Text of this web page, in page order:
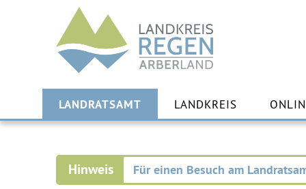
Landkreis
Regen
LANDRATSAMT LANDKREIS
Für einen Besuch am